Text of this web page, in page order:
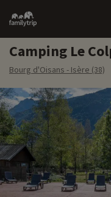
Family
trip
Camping Le
Bourg d'Oisans - Isère (38)